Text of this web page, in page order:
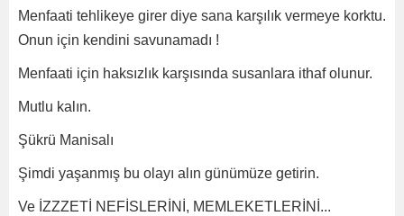
Menfaati tehlikeye girer diye sana karşılık vermeye korktu.
Onun için kendini savunamadı !
Menfaati için haksızlık karşısında susanlara ithaf olunur.
Mutlu kalın.
Şükrü Manisalı
Şimdi yaşanmış bu olayı alın günümüze getirin.
Ve İZZZETİ NEFİSLERİNİ, MEMLEKETLERİNİ...